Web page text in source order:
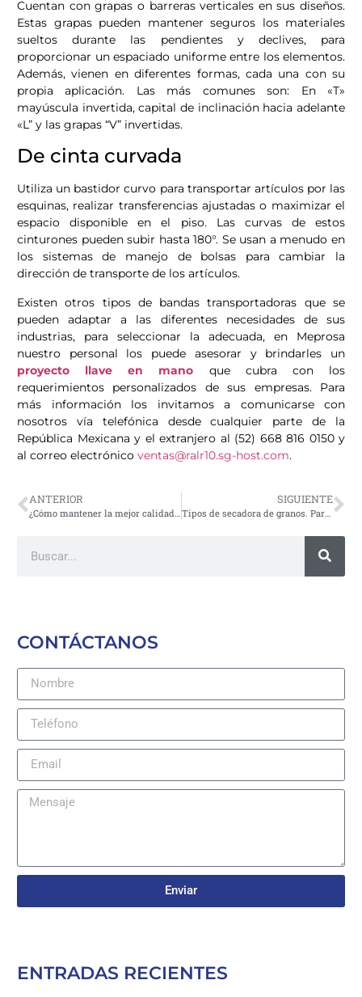
Cuentan con grapas o barreras verticales en sus diseños.
Estas grapas pueden mantener seguros los materiales
sueltos durante las pendientes y declives, para
proporcionar un espaciado uniforme entre los elementos.
Además, vienen en diferentes formas, cada una con su
propia aplicación. Las más comunes son: En «T»
mayúscula invertida, capital de inclinación hacia adelante
«L” y las grapas “V” invertidas.
De cinta curvada
Utiliza un bastidor curvo para transportar artículos por las
esquinas, realizar transferencias ajustadas o maximizar el
espacio disponible en el piso. Las curvas de estos
cinturones pueden subir hasta 180°. Se usan a menudo en
los sistemas de manejo de bolsas para cambiar la
dirección de transporte de los artículos.
Existen otros tipos de bandas transportadoras que se
pueden adaptar a las diferentes necesidades de sus
industrias, para seleccionar la adecuada, en Meprosa
nuestro personal los puede asesorar y brindarles un
proyecto llave en mano que cubra con los
requerimientos personalizados de sus empresas. Para
más información los invitamos a comunicarse con
nosotros vía telefónica desde cualquier parte de la
República Mexicana y el extranjero al (52) 668 816 0150 y
al correo electrónico ventas@ralr10.sg-host.com.
ANTERIOR SIGUIENTE
Tipos de secadora de granos. Parte II
CONTÁCTANOS
Enviar
ENTRADAS RECIENTES